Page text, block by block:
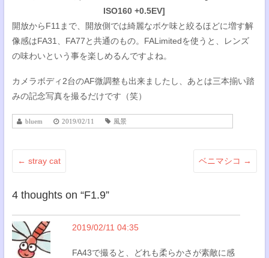
ISO160 +0.5EV]
開放からF11まで、開放側では綺麗なボケ味と絞るほどに増す解
像感はFA31、FA77と共通のもの。FALimitedを使うと、レンズ
の味わいという事を楽しめるんですよね。
カメラボディ2台のAF微調整も出来ましたし、あとは三本揃い踏
みの記念写真を撮るだけです（笑）
bluem 2019/02/11 風景
← stray cat ベニマシコ →
4 thoughts on “F1.9”
2019/02/11 04:35
FA43で撮ると、どれも柔らかさが素敵に感